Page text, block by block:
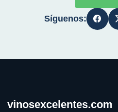
Síguenos:
vinosexcelentes.com